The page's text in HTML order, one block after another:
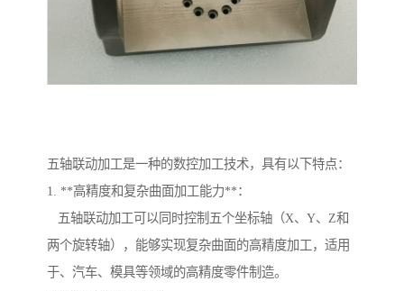
五轴联动加工是一种的数控加工技术，具有以下特点：
1. **高精度和复杂曲面加工能力**：
五轴联动加工可以同时控制五个坐标轴（X、Y、Z和
两个旋转轴），能够实现复杂曲面的高精度加工，适用
于、汽车、模具等领域的高精度零件制造。